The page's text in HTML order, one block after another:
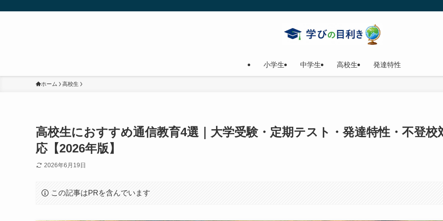
小学生 中学生 高校生 発達特性
ホーム 高校生
高校生におすすめ通信教育4選｜大学受験・定期テスト・発達特性・不登校
応【2026年版】
2026年6月19日
この記事はPRを含んでいます